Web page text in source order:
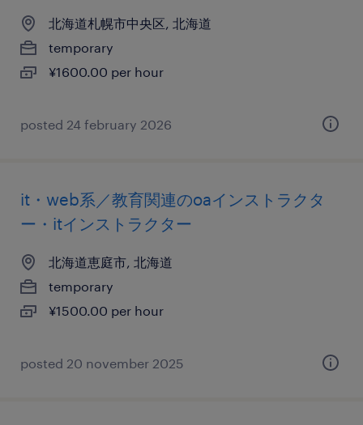
北海道札幌市中央区, 北海道
temporary
¥1600.00 per hour
posted 24 february 2026
it・web系／教育関連のoaインストラクタ
ー・itインストラクター
北海道恵庭市, 北海道
temporary
¥1500.00 per hour
posted 20 november 2025